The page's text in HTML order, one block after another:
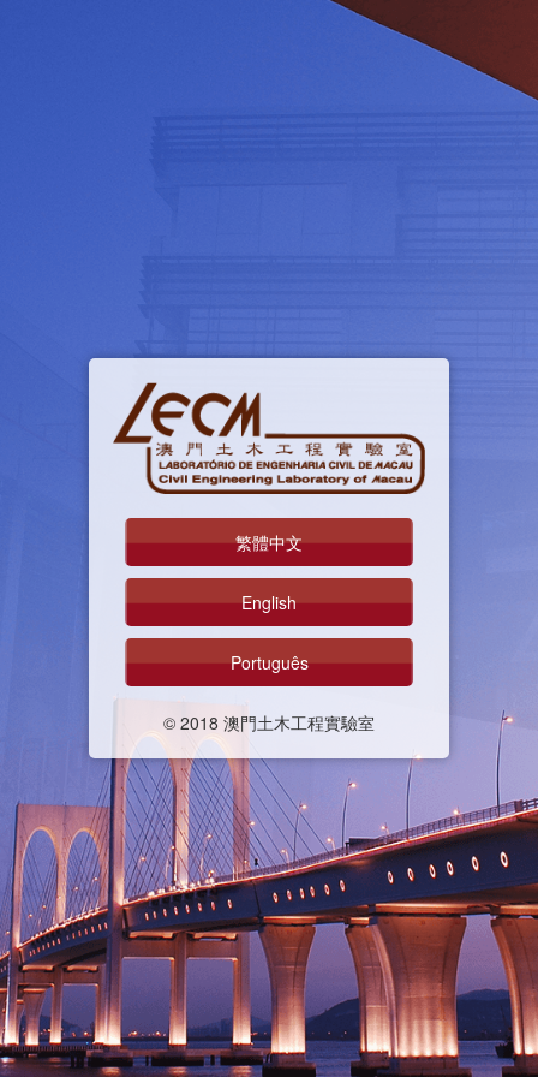
繁體中文
English
Português
© 2018 澳門土木工程實驗室